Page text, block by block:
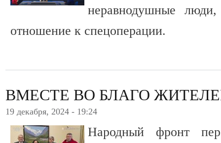
неравнодушные
отношение к спецоперации.
ВМЕСТЕ ВО БЛАГО
19 декабря, 2024 - 19:24
Народный фронт